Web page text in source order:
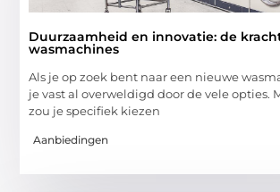
Duurzaamheid en innovatie: de
wasmachines
Als je op zoek bent naar een nieuwe
je vast al overweldigd door de vele opties.
zou je specifiek kiezen
Aanbiedingen